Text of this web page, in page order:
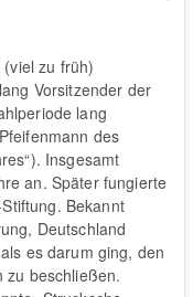
zu früh)
Vorsitzender der
lang
des
Insgesamt
an. Später fungierte
Bekannt
Deutschland
es darum ging, den
zu beschließen.